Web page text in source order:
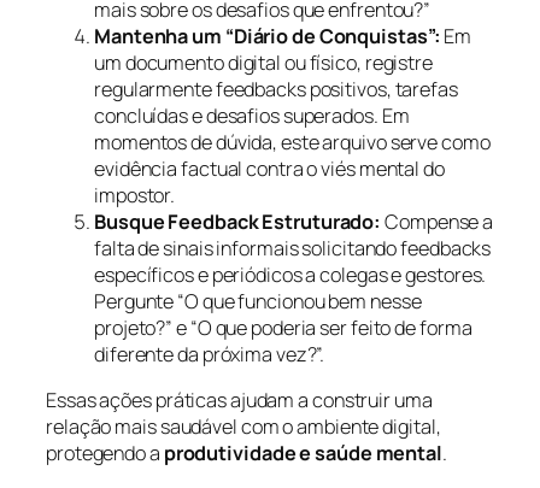
mais sobre os desafios que enfrentou?”
Mantenha um “Diário de Conquistas”: Em
um documento digital ou físico, registre
regularmente feedbacks positivos, tarefas
concluídas e desafios superados. Em
momentos de dúvida, este arquivo serve como
evidência factual contra o viés mental do
impostor.
Busque Feedback Estruturado: Compense a
falta de sinais informais solicitando feedbacks
específicos e periódicos a colegas e gestores.
Pergunte “O que funcionou bem nesse
projeto?” e “O que poderia ser feito de forma
diferente da próxima vez?”.
Essas ações práticas ajudam a construir uma
relação mais saudável com o ambiente digital,
protegendo a produtividade e saúde mental.